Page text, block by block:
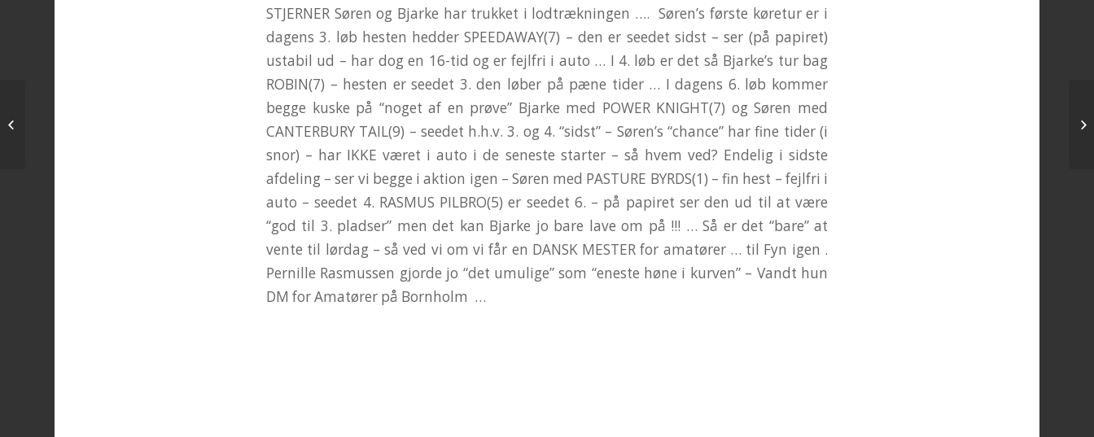
STJERNER Søren og Bjarke har trukket i lodtrækningen …. Søren’s første køretur er i
dagens 3. løb hesten hedder SPEEDAWAY(7) – den er seedet sidst – ser (på papiret)
ustabil ud – har dog en 16-tid og er fejlfri i auto … I 4. løb er det så Bjarke’s tur bag
ROBIN(7) – hesten er seedet 3. den løber på pæne tider … I dagens 6. løb kommer
begge kuske på “noget af en prøve” Bjarke med POWER KNIGHT(7) og Søren med
CANTERBURY TAIL(9) – seedet h.h.v. 3. og 4. “sidst” – Søren’s “chance” har fine tider (i
snor) – har IKKE været i auto i de seneste starter – så hvem ved? Endelig i sidste
afdeling – ser vi begge i aktion igen – Søren med PASTURE BYRDS(1) – fin hest – fejlfri i
auto – seedet 4. RASMUS PILBRO(5) er seedet 6. – på papiret ser den ud til at være
“god til 3. pladser” men det kan Bjarke jo bare lave om på !!! … Så er det “bare” at
vente til lørdag – så ved vi om vi får en DANSK MESTER for amatører … til Fyn igen .
Pernille Rasmussen gjorde jo “det umulige” som “eneste høne i kurven” – Vandt hun
DM for Amatører på Bornholm …